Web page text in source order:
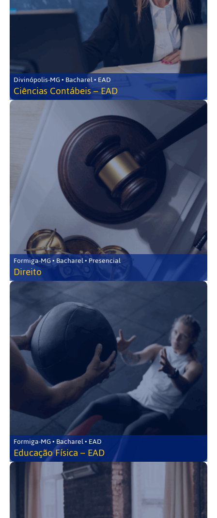
Divinópolis-MG • Bacharel • EAD
Ciências Contábeis – EAD
Formiga-MG • Bacharel • Presencial
Direito
Formiga-MG • Bacharel • EAD
Educação Física – EAD